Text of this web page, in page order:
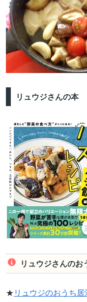
リュウジさんの本
リュウジさんのお
★ リュウジのおうち